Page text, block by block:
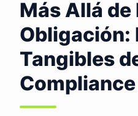
Más Allá de
Obligación:
Tangibles
Compliance